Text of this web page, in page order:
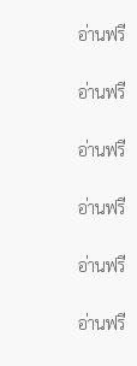
อ่านฟรี
อ่านฟรี
อ่านฟรี
อ่านฟรี
อ่านฟรี
อ่านฟรี